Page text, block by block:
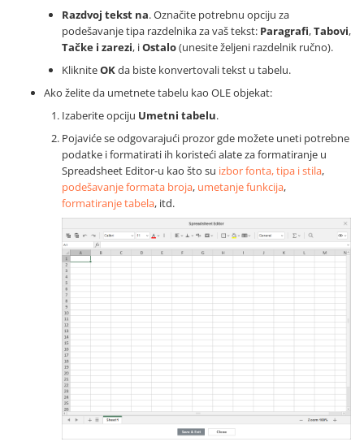
Razdvoj tekst na. Označite potrebnu opciju za
podešavanje tipa razdelnika za vaš tekst: Paragrafi,Tabovi,
Tačke i zarezi, iOstalo(unesite željeni razdelnik ručno).
KlikniteOKda biste konvertovali tekst u tabelu.
Ako želite da umetnete tabelu kao OLE objekat:
Izaberite opciju Umetni tabelu.
Pojaviće se odgovarajući prozor gde možete uneti potrebne
podatke i formatirati ih koristeći alate za formatiranje u
Spreadsheet Editor-u kao što su izbor fonta, tipa i stila,
podešavanje formata broja, umetanje funkcija,
formatiranje tabela, itd.